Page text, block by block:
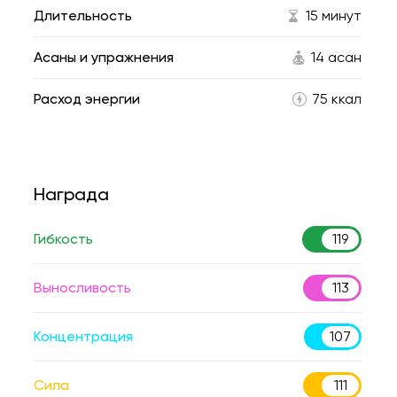
Длительность 15 минут
Асаны и упражнения 14 асан
Расход энергии 75 ккал
Награда
Гибкость 119
Выносливость 113
Концентрация 107
Сила 111